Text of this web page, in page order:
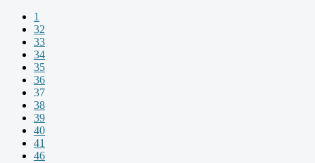
1
32
33
34
35
36
37
38
39
40
41
46